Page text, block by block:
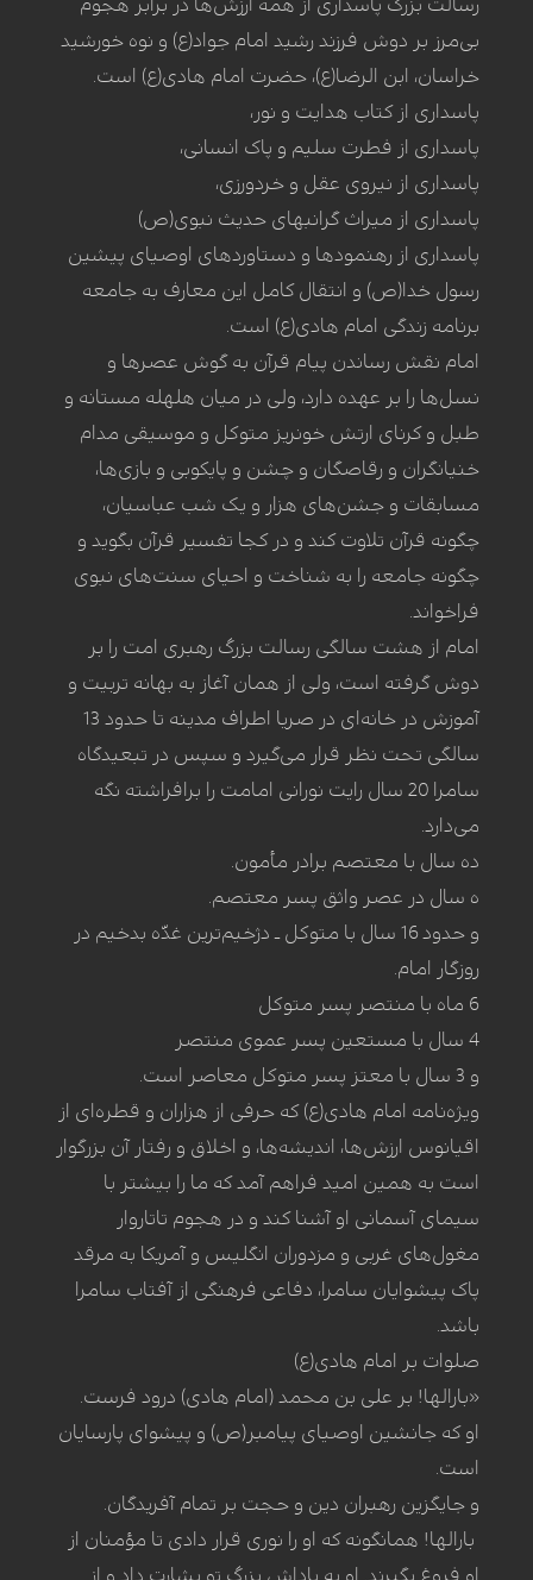
رسالت بزرگ پاسداری از همه ارزش‌ها در برابر هجوم
بی‌مرز بر دوش فرزند رشید امام جواد(ع) و نوه خورشید
خراسان، ابن الرضا(ع)، حضرت امام هادی(ع) است.
پاسداری از کتاب هدایت و نور،
پاسداری از فطرت سلیم و پاک انسانی،
پاسداری از نیروی عقل و خردورزی،
پاسداری از میراث گرانبهای حدیث نبوی(ص)
پاسداری از رهنمودها و دستاوردهای اوصیای پیشین
رسول خدا(ص) و انتقال کامل این معارف به جامعه
برنامه زندگی امام هادی(ع) است.
امام نقش رساندن پیام قرآن به گوش عصرها و
نسل‌ها را بر عهده دارد، ولی در میان هلهله مستانه و
طبل و کرنای ارتش خونریز متوکل و موسیقی مدام
خنیانگران و رقاصگان و چشن و پایکوبی و بازی‌ها،
مسابقات و جشن‌های هزار و یک شب عباسیان،
چگونه قرآن تلاوت کند و در کجا تفسیر قرآن بگوید و
چگونه جامعه را به شناخت و احیای سنت‌های نبوی
فراخواند.
امام از هشت سالگی رسالت بزرگ رهبری امت را بر
دوش گرفته است، ولی از همان آغاز به بهانه تربیت و
آموزش در خانه‌ای در صریا اطراف مدینه تا حدود 13
سالگی تحت نظر قرار می‌گیرد و سپس در تبعید‌گاه
سامرا 20 سال رایت نورانی امامت را برافراشته نگه
می‌دارد.
ده سال با معتصم برادر مأمون.
ه سال در عصر واثق پسر معتصم.
و حدود 16 سال با متوکل ـ دژخیم‌ترین غدّه بدخیم در
روزگار امام.
6 ماه با منتصر پسر متوکل
4 سال با مستعین پسر عموی منتصر
و 3 سال با معتز پسر متوکل معاصر است.
ویژه‌نامه امام هادی(ع) که حرفی از هزاران و قطره‌ای از
اقیانوس ارزش‌ها، اندیشه‌ها، و اخلاق و رفتار آن بزرگوار
است به همین امید فراهم آمد که ما را بیشتر با
سیمای آسمانی او آشنا کند و در هجوم تاتاروار
مغول‌های غربی و مزدوران انگلیس و آمریکا به مرقد
پاک پیشوایان سامرا، دفاعی فرهنگی از آفتاب سامرا
باشد.
صلوات بر امام هادی(ع)
«بارالها! بر علی بن محمد (امام هادی) درود فرست.
او که جانشین اوصیای پیامبر(ص) و پیشوای پارسایان
است.
و جایگزین رهبران دین و حجت بر تمام آفریدگان.
بارالها! همانگونه که او را نوری قرار دادی تا مؤمنان از
او فروغ بگیرند. او به پاداش بزرگ تو بشارت داد و از